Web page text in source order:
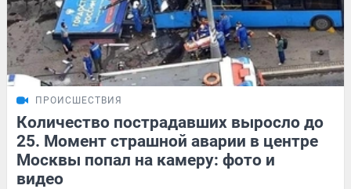
ПРОИСШЕСТВИЯ
Количество пострадавших выросло до
25. Момент страшной аварии в центре
Москвы попал на камеру: фото и
видео